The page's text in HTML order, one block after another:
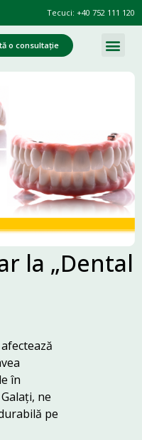
Tecuci: +40 752 111 120
o consultație
la „Dental
în
ne
pe